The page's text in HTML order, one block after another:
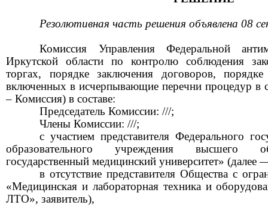
Резолютивная часть решения объявлена08
Комиссия Управления Федеральной
Иркутской области по контролю соблюдения
торгах, порядке заключения договоров,
включенных в исчерпывающие перечни процедур в
– Комиссия) в составе:
Председатель Комиссии: ///;
Члены Комиссии: ///;
с участием представителя Федерального
образовательного учреждения высшего
государственный медицинский университет» (далее
в отсутствие представителя Общества с
«Медицинская и лабораторная техника и
ЛТО», заявитель),